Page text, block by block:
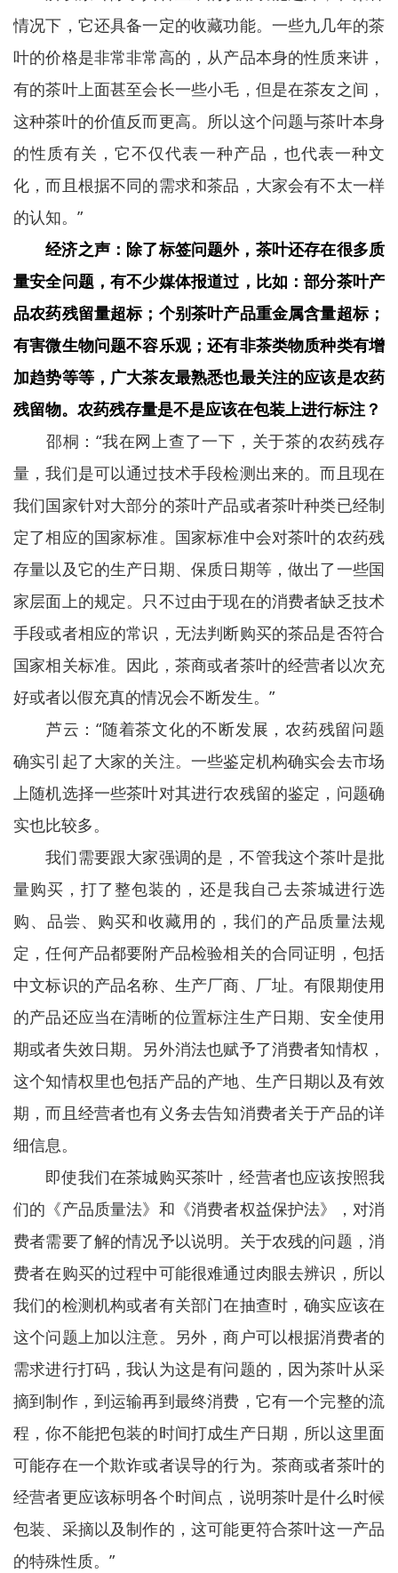
情况下，它还具备一定的收藏功能。一些九几年的茶
叶的价格是非常非常高的，从产品本身的性质来讲，
有的茶叶上面甚至会长一些小毛，但是在茶友之间，
这种茶叶的价值反而更高。所以这个问题与茶叶本身
的性质有关，它不仅代表一种产品，也代表一种文
化，而且根据不同的需求和茶品，大家会有不太一样
的认知。”
经济之声：除了标签问题外，茶叶还存在很多质
量安全问题，有不少媒体报道过，比如：部分茶叶产
品农药残留量超标；个别茶叶产品重金属含量超标；
有害微生物问题不容乐观；还有非茶类物质种类有增
加趋势等等，广大茶友最熟悉也最关注的应该是农药
残留物。农药残存量是不是应该在包装上进行标注？
邵桐：“我在网上查了一下，关于茶的农药残存
量，我们是可以通过技术手段检测出来的。而且现在
我们国家针对大部分的茶叶产品或者茶叶种类已经制
定了相应的国家标准。国家标准中会对茶叶的农药残
存量以及它的生产日期、保质日期等，做出了一些国
家层面上的规定。只不过由于现在的消费者缺乏技术
手段或者相应的常识，无法判断购买的茶品是否符合
国家相关标准。因此，茶商或者茶叶的经营者以次充
好或者以假充真的情况会不断发生。”
芦云：“随着茶文化的不断发展，农药残留问题
确实引起了大家的关注。一些鉴定机构确实会去市场
上随机选择一些茶叶对其进行农残留的鉴定，问题确
实也比较多。
我们需要跟大家强调的是，不管我这个茶叶是批
量购买，打了整包装的，还是我自己去茶城进行选
购、品尝、购买和收藏用的，我们的产品质量法规
定，任何产品都要附产品检验相关的合同证明，包括
中文标识的产品名称、生产厂商、厂址。有限期使用
的产品还应当在清晰的位置标注生产日期、安全使用
期或者失效日期。另外消法也赋予了消费者知情权，
这个知情权里也包括产品的产地、生产日期以及有效
期，而且经营者也有义务去告知消费者关于产品的详
细信息。
即使我们在茶城购买茶叶，经营者也应该按照我
们的《产品质量法》和《消费者权益保护法》，对消
费者需要了解的情况予以说明。关于农残的问题，消
费者在购买的过程中可能很难通过肉眼去辨识，所以
我们的检测机构或者有关部门在抽查时，确实应该在
这个问题上加以注意。另外，商户可以根据消费者的
需求进行打码，我认为这是有问题的，因为茶叶从采
摘到制作，到运输再到最终消费，它有一个完整的流
程，你不能把包装的时间打成生产日期，所以这里面
可能存在一个欺诈或者误导的行为。茶商或者茶叶的
经营者更应该标明各个时间点，说明茶叶是什么时候
包装、采摘以及制作的，这可能更符合茶叶这一产品
的特殊性质。”